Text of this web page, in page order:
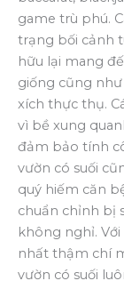
game trù phú.
trạng bối cảnh
hữu lại mang
giống cũng
xích thực thụ.
vì bề xung
đảm bảo tính
vườn có suối
quý hiếm căn
chuẩn chỉnh bị
không nghỉ.
nhất thậm chí
vườn có suối